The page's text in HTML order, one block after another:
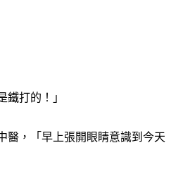
打的！」
醫，「早上張開眼睛意識到今天